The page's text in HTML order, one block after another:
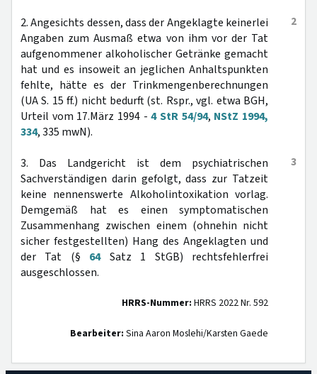
2
2. Angesichts dessen, dass der Angeklagte keinerlei
Angaben zum Ausmaß etwa von ihm vor der Tat
aufgenommener alkoholischer Getränke gemacht
hat und es insoweit an jeglichen Anhaltspunkten
fehlte, hätte es der Trinkmengenberechnungen
(UA S. 15 ff.) nicht bedurft (st. Rspr., vgl. etwa BGH,
Urteil vom 17.März 1994 -4 StR 54/94, NStZ 1994,
334, 335 mwN).
3
3. Das Landgericht ist dem psychiatrischen
Sachverständigen darin gefolgt, dass zur Tatzeit
keine nennenswerte Alkoholintoxikation vorlag.
Demgemäß hat es einen symptomatischen
Zusammenhang zwischen einem (ohnehin nicht
sicher festgestellten) Hang des Angeklagten und
der Tat (§ 64Satz 1 StGB) rechtsfehlerfrei
ausgeschlossen.
HRRS-Nummer: HRRS 2022 Nr. 592
Bearbeiter: Sina Aaron Moslehi/Karsten Gaede